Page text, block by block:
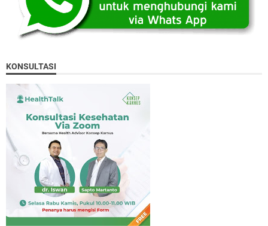
KONSULTASI